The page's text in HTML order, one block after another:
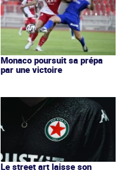
Monaco poursuit sa prépa
par une victoire
Le street art laisse son